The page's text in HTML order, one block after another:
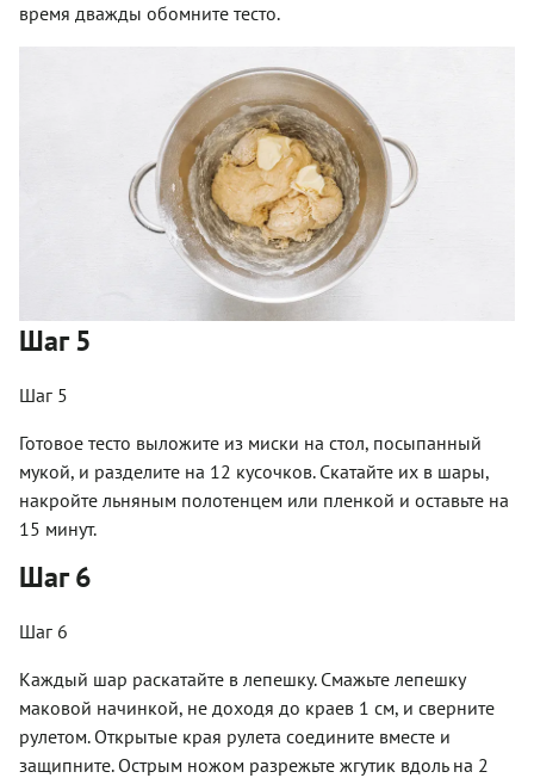
время дважды обомните тесто.
Шаг 5
Шаг 5
Готовое тесто выложите из миски на стол, посыпанный
мукой, и разделите на 12 кусочков. Скатайте их в шары,
накройте льняным полотенцем или пленкой и оставьте на
15 минут.
Шаг 6
Шаг 6
Каждый шар раскатайте в лепешку. Смажьте лепешку
маковой начинкой, не доходя до краев 1 см, и сверните
рулетом. Открытые края рулета соедините вместе и
защипните. Острым ножом разрежьте жгутик вдоль на 2